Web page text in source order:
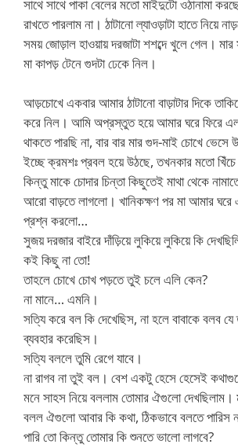
সাথে সাথে পাকা বেলের মতো মাইদুটো ওঠানামা
রাখতে পারলাম না। ঠাটানো ল্যাওড়াটা হাতে নিয়ে
সময় জোড়াল হাওয়ায় দরজাটা শশব্দে খুলে গেল। মার
মা কাপড় টেনে গুদটা ঢেকে নিল।
আড়চোখে একবার আমার ঠাটানো বাড়াটার দিকে
করে নিল। আমি অপ্রস্তুত হয়ে আমার ঘরে ফিরে
থাকতে পারছি না, বার বার মার গুদ-মাই চোখে ভেসে
ইচ্ছে ক্রমশঃ প্রবল হয়ে উঠছে, তখনকার মতো খিঁচে
কিন্তু মাকে চোদার চিন্তা কিছুতেই মাথা থেকে
আরো বাড়তে লাগলো। খানিকক্ষণ পর মা আমার ঘরে
প্রশ্ন করলো…
সুজয় দরজার বাইরে দাঁড়িয়ে লুকিয়ে লুকিয়ে কি
কই কিছু না তো!
তাহলে চোখে চোখ পড়তে তুই চলে এলি কেন?
না মানে… এমনি।
সত্যি করে বল কি দেখেছিস, না হলে বাবাকে বলব
ব্যবহার করেছিস।
সত্যি বললে তুমি রেগে যাবে।
না রাগব না তুই বল। বেশ একটু হেসে হেসেই
মনে সাহস নিয়ে বললাম তোমার ঐগুলো দেখছিলাম।
বলল ঐগুলো আবার কি কথা, ঠিকভাবে বলতে পারিস
পারি তো কিন্তু তোমার কি শুনতে ভালো লাগবে?